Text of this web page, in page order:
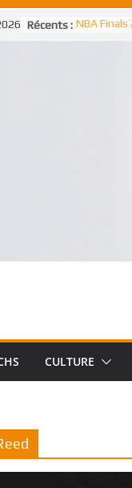
Récents : NBA
NBA
Shai
match à
canadien
Pau
premier
Rudy
meilleur
CULTURE